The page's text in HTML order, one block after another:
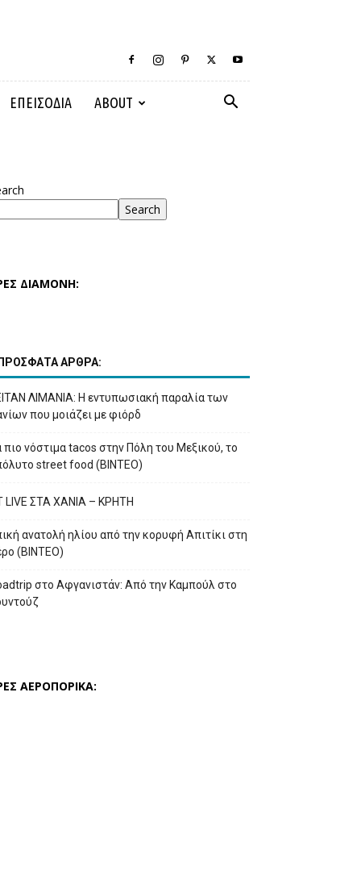
ΕΠΕΙΣΟΔΙΑ ABOUT
Search
ΔΙΑΜΟΝΗ:
ΠΡΟΣΦΑΤΑ ΑΡΘΡΑ:
ΛΙΜΑΝΙΑ: Η εντυπωσιακή παραλία των
που μοιάζει με φιόρδ
πιο νόστιμα tacos στην Πόλη του Μεξικού, το
street food (ΒΙΝΤΕΟ)
LIVE ΣΤΑ ΧΑΝΙΑ – ΚΡΗΤΗ
ανατολή ηλίου από την κορυφή Απιτίκι στη
(ΒΙΝΤΕΟ)
στο Αφγανιστάν: Από την Καμπούλ στο
ΑΕΡΟΠΟΡΙΚΑ: